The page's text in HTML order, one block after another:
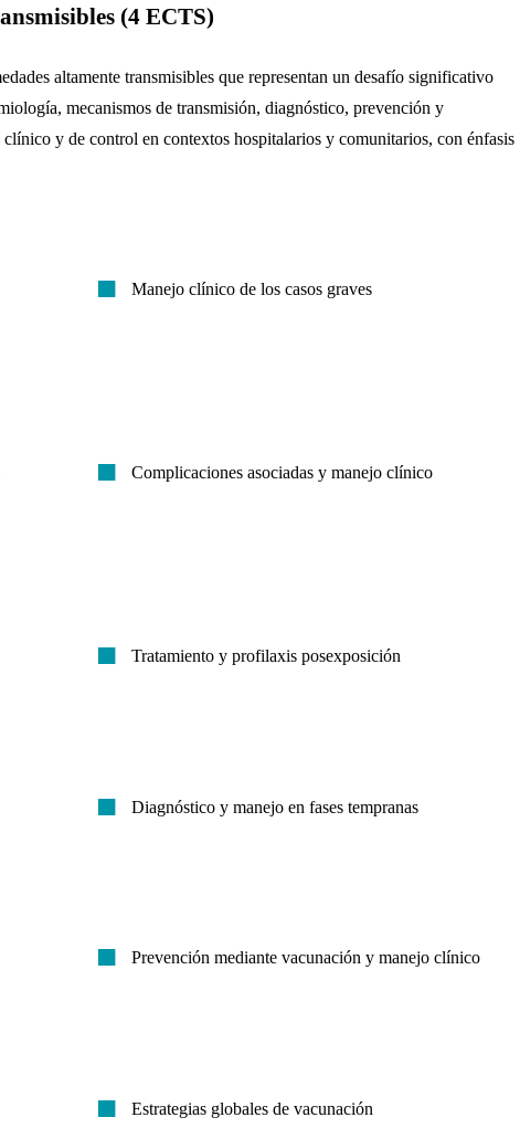
(4 ECTS)
altamente transmisibles que representan un desafío significativo
mecanismos de transmisión, diagnóstico, prevención y
y de control en contextos hospitalarios y comunitarios, con énfasis
Manejo clínico de los casos graves
Complicaciones asociadas y manejo clínico
Tratamiento y profilaxis posexposición
Diagnóstico y manejo en fases tempranas
Prevención mediante vacunación y manejo clínico
Estrategias globales de vacunación